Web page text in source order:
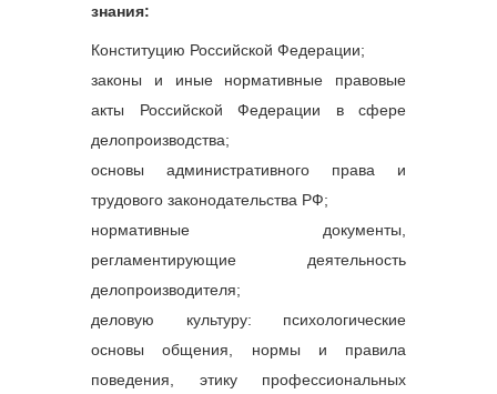
знания:
Конституцию Российской Федерации;
законы и иные нормативные правовые
акты Российской Федерации в сфере
делопроизводства;
основы административного права и
трудового законодательства РФ;
нормативные документы,
регламентирующие деятельность
делопроизводителя;
деловую культуру: психологические
основы общения, нормы и правила
поведения, этику профессиональных